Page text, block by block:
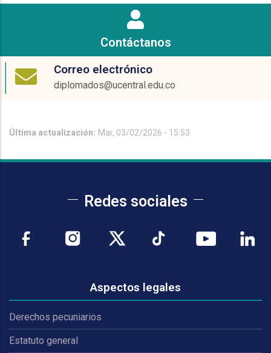
Contáctanos
Correo electrónico
diplomados@ucentral.edu.co
Última actualización: Mar, 03/02/2026 - 15:53
Redes sociales
Aspectos legales
Derechos pecuniarios
Estatuto general